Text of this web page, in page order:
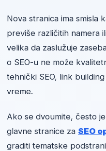
Nova stranica ima smisla
previše različitih namera
velika da zaslužuje
o SEO-u ne može
tehnički SEO, link
vreme.
Ako se dvoumite, često
glavne stranice za SEO
graditi tematske